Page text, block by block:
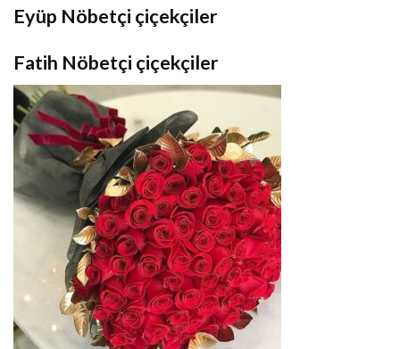
Eyüp Nöbetçi çiçekçiler
Fatih Nöbetçi çiçekçiler